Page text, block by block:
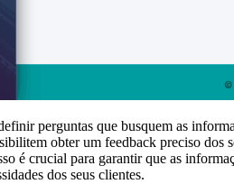
perguntas que busquem as
obter um feedback preciso dos
é crucial para garantir que as
dos seus clientes.